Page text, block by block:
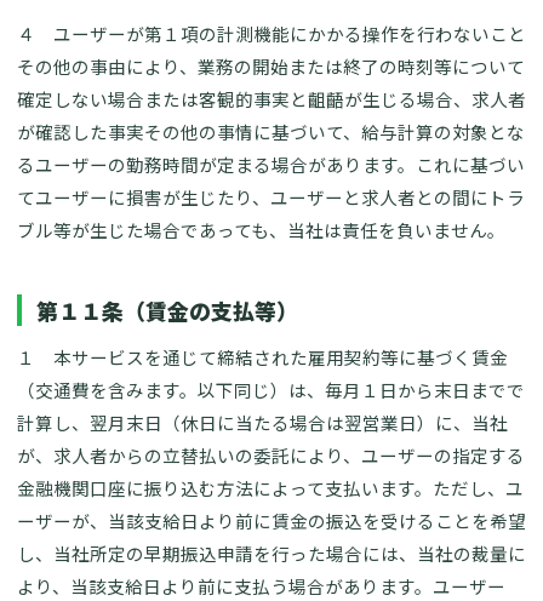
４ ユーザーが第１項の計測機能にかかる操作を行わないこと
その他の事由により、業務の開始または終了の時刻等について
確定しない場合または客観的事実と齟齬が生じる場合、求人者
が確認した事実その他の事情に基づいて、給与計算の対象とな
るユーザーの勤務時間が定まる場合があります。これに基づい
てユーザーに損害が生じたり、ユーザーと求人者との間にトラ
ブル等が生じた場合であっても、当社は責任を負いません。
第１１条（賃金の支払等）
１ 本サービスを通じて締結された雇用契約等に基づく賃金
（交通費を含みます。以下同じ）は、毎月１日から末日までで
計算し、翌月末日（休日に当たる場合は翌営業日）に、当社
が、求人者からの立替払いの委託により、ユーザーの指定する
金融機関口座に振り込む方法によって支払います。ただし、ユ
ーザーが、当該支給日より前に賃金の振込を受けることを希望
し、当社所定の早期振込申請を行った場合には、当社の裁量に
より、当該支給日より前に支払う場合があります。ユーザー